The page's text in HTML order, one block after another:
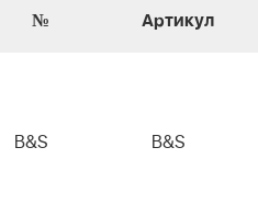
№ Артикул
B&S B&S